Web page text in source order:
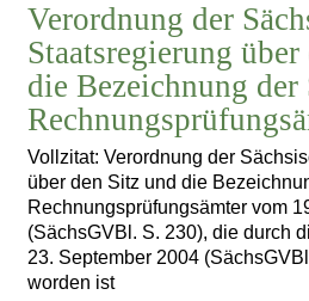
Verordnung der
Staatsregierung
die Bezeichnung der
Vollzitat: Verordnung der
über den Sitz und die
Rechnungsprüfungsämter vom
(SächsGVBl. S. 230), die durch
23. September 2004
worden ist